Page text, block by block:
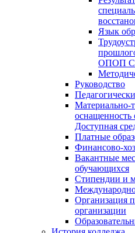
Язык
ОПОП
Руководство
Материально-
оснащенность
Доступная
Платные
Финансово-
Вакантные
обучающихся
Стипендии и
Организация
организации